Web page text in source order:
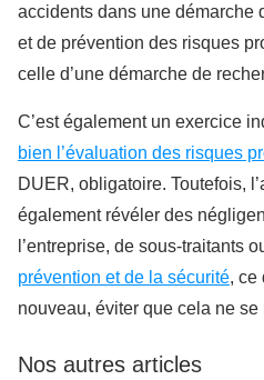
accidents dans une démarche
et de prévention des risques
celle d’une démarche de
C’est également un exercice
bien l’évaluation des risques
DUER, obligatoire. Toutefois,
également révéler des
l’entreprise, de sous-traitants
prévention et de la sécurité, ce
nouveau, éviter que cela ne se
Nos autres articles